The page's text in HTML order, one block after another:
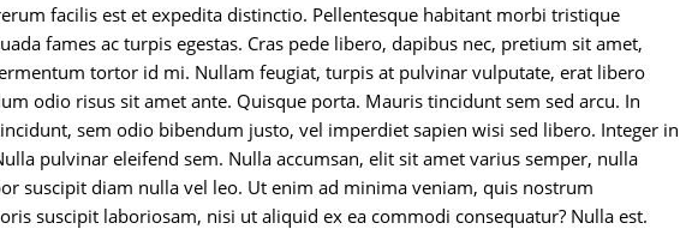
facilis est et expedita distinctio. Pellentesque habitant morbi tristique
fames ac turpis egestas. Cras pede libero, dapibus nec, pretium sit amet,
tortor id mi. Nullam feugiat, turpis at pulvinar vulputate, erat libero
odio risus sit amet ante. Quisque porta. Mauris tincidunt sem sed arcu. In
sem odio bibendum justo, vel imperdiet sapien wisi sed libero. Integer in
pulvinar eleifend sem. Nulla accumsan, elit sit amet varius semper, nulla
suscipit diam nulla vel leo. Ut enim ad minima veniam, quis nostrum
suscipit laboriosam, nisi ut aliquid ex ea commodi consequatur? Nulla est.